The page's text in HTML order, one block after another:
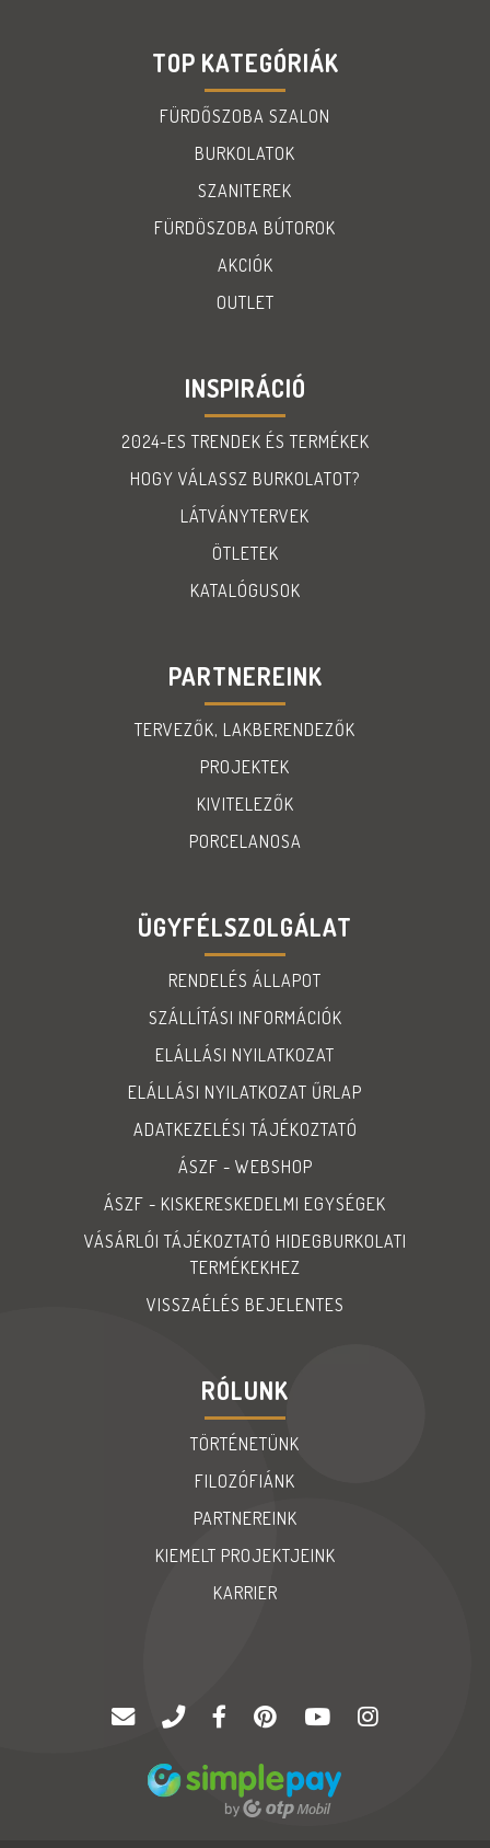
TOP KATEGÓRIÁK
FÜRDŐSZOBA SZALON
BURKOLATOK
SZANITEREK
FÜRDÖSZOBA BÚTOROK
AKCIÓK
OUTLET
INSPIRÁCIÓ
2024-ES TRENDEK ÉS TERMÉKEK
HOGY VÁLASSZ BURKOLATOT?
LÁTVÁNYTERVEK
ÖTLETEK
KATALÓGUSOK
PARTNEREINK
TERVEZŐK, LAKBERENDEZŐK
PROJEKTEK
KIVITELEZŐK
PORCELANOSA
ÜGYFÉLSZOLGÁLAT
RENDELÉS ÁLLAPOT
SZÁLLÍTÁSI INFORMÁCIÓK
ELÁLLÁSI NYILATKOZAT
ELÁLLÁSI NYILATKOZAT ŰRLAP
ADATKEZELÉSI TÁJÉKOZTATÓ
ÁSZF - WEBSHOP
ÁSZF - KISKERESKEDELMI EGYSÉGEK
VÁSÁRLÓI TÁJÉKOZTATÓ HIDEGBURKOLATI
TERMÉKEKHEZ
VISSZAÉLÉS BEJELENTES
RÓLUNK
TÖRTÉNETÜNK
FILOZÓFIÁNK
PARTNEREINK
KIEMELT PROJEKTJEINK
KARRIER